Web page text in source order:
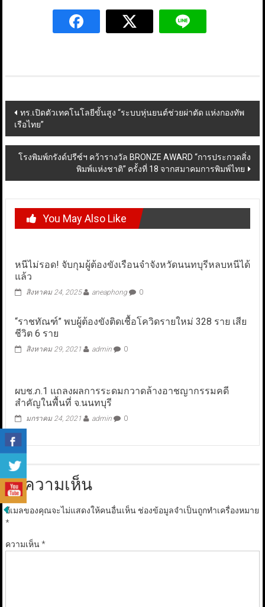
Post
navigation
ทร.เปิดตัวเทคโนโลยีขั้นสูง “ระบบหุ่นยนต์ช่วยผ่าตัด แห่งกองทัพ
เรือไทย”
โรงพิมพ์กรังด์ปรีซ์ฯ คว้ารางวัล BRONZE AWARD “การประกวดสิ่ง
พิมพ์แห่งชาติ” ครั้งที่ 18 จากสมาคมการพิมพ์ไทย
You May Also Like
หนีไม่รอด! จับกุมผู้ต้องขังเรือนจำจังหวัดนนทบุรีหลบหนีได้
แล้ว
สิงหาคม 24, 2025 aneaphong 0
“ราชทัณฑ์” พบผู้ต้องขังติดเชื้อโควิดรายใหม่ 328 ราย เสีย
ชีวิต 6 ราย
สิงหาคม 29, 2021 admin 0
ผบช.ภ.1 แถลงผลการระดมกวาดล้างอาชญากรรมคดี
สำคัญในพื้นที่ จ.นนทบุรี
มกราคม 24, 2021 admin 0
ใส่ความเห็น
อีเมลของคุณจะไม่แสดงให้คนอื่นเห็น ช่องข้อมูลจำเป็นถูกทำเครื่องหมาย
*
ความเห็น*